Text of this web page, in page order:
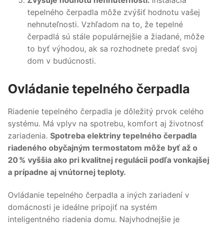
tepelného čerpadla môže zvýšiť hodnotu vašej
nehnuteľnosti. Vzhľadom na to, že tepelné
čerpadlá sú stále populárnejšie a žiadané, môže
to byť výhodou, ak sa rozhodnete predať svoj
dom v budúcnosti.
Ovládanie tepelného čerpadla
Riadenie tepelného čerpadla je dôležitý prvok celého
systému. Má vplyv na spotrebu, komfort aj životnosť
zariadenia. Spotreba elektriny tepelného čerpadla
riadeného obyčajným termostatom môže byť až o
20 % vyššia ako pri kvalitnej regulácii podľa vonkajšej
a prípadne aj vnútornej teploty.
Ovládanie tepelného čerpadla a iných zariadení v
domácnosti je ideálne pripojiť na systém
inteligentného riadenia domu. Najvhodnejšie je